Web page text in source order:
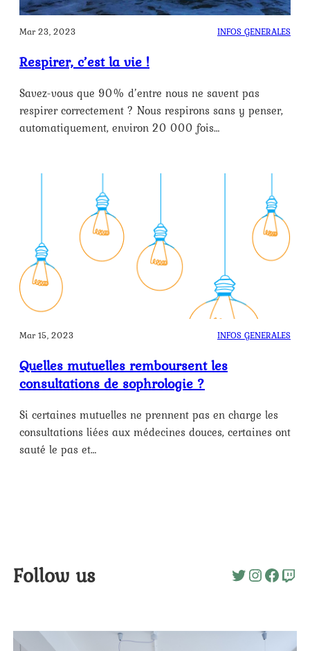
Mar 23, 2023 INFOS GENERALES
Respirer, c’est la vie !
Savez-vous que 90 % d’entre nous ne savent pas
respirer correctement ? Nous respirons sans y penser,
automatiquement, environ 20 000 fois…
Mar 15, 2023 INFOS GENERALES
Quelles mutuelles remboursent les
consultations de sophrologie ?
Si certaines mutuelles ne prennent pas en charge les
consultations liées aux médecines douces, certaines ont
sauté le pas et…
Follow us Twitter